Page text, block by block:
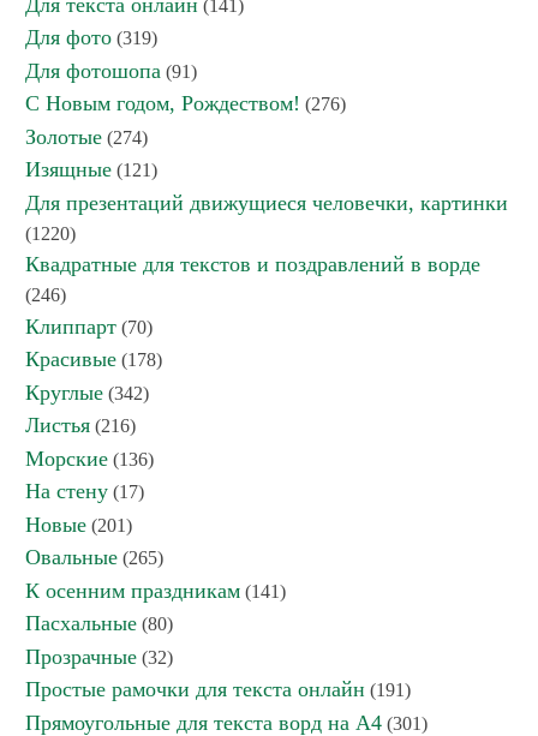
Для текста онлайн (141)
Для фото (319)
Для фотошопа (91)
С Новым годом, Рождеством! (276)
Золотые (274)
Изящные (121)
Для презентаций движущиеся человечки, картинки
(1220)
Квадратные для текстов и поздравлений в ворде
(246)
Клиппарт (70)
Красивые (178)
Круглые (342)
Листья (216)
Морские (136)
На стену (17)
Новые (201)
Овальные (265)
К осенним праздникам (141)
Пасхальные (80)
Прозрачные (32)
Простые рамочки для текста онлайн (191)
Прямоугольные для текста ворд на А4 (301)